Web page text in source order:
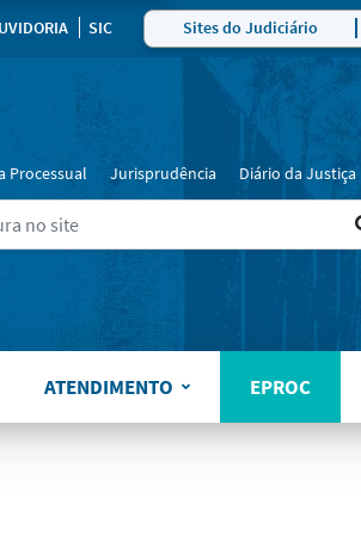
SIC Sites do Judiciário
Processual Jurisprudência Diário da Justiça
ATENDIMENTO EPROC